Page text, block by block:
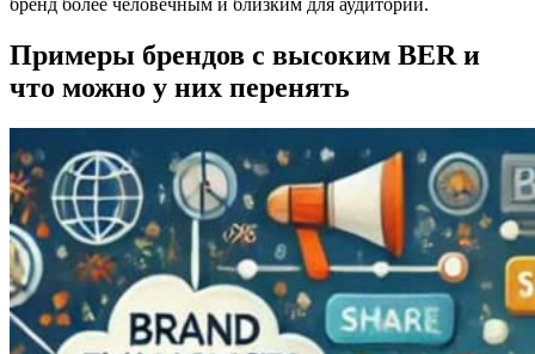
Примеры брендов с высоким BER и
что можно у них перенять